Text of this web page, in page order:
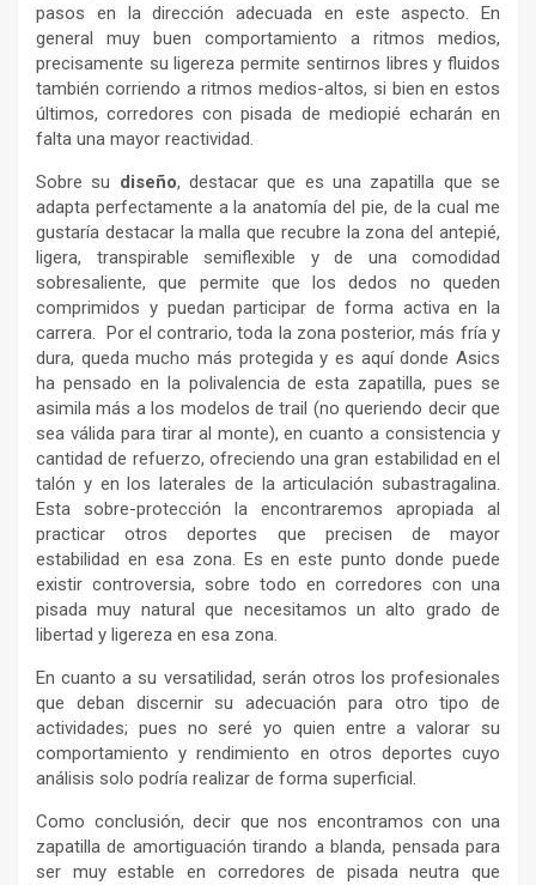
pasos en la dirección adecuada en este aspecto. En
general muy buen comportamiento a ritmos medios,
precisamente su ligereza permite sentirnos libres y fluidos
también corriendo a ritmos medios-altos, si bien en estos
últimos, corredores con pisada de mediopié echarán en
falta una mayor reactividad.
Sobre su diseño, destacar que es una zapatilla que se
adapta perfectamente a la anatomía del pie, de la cual me
gustaría destacar la malla que recubre la zona del antepié,
ligera, transpirable semiflexible y de una comodidad
sobresaliente, que permite que los dedos no queden
comprimidos y puedan participar de forma activa en la
carrera. Por el contrario, toda la zona posterior, más fría y
dura, queda mucho más protegida y es aquí donde Asics
ha pensado en la polivalencia de esta zapatilla, pues se
asimila más a los modelos de trail (no queriendo decir que
sea válida para tirar al monte), en cuanto a consistencia y
cantidad de refuerzo, ofreciendo una gran estabilidad en el
talón y en los laterales de la articulación subastragalina.
Esta sobre-protección la encontraremos apropiada al
practicar otros deportes que precisen de mayor
estabilidad en esa zona. Es en este punto donde puede
existir controversia, sobre todo en corredores con una
pisada muy natural que necesitamos un alto grado de
libertad y ligereza en esa zona.
En cuanto a su versatilidad, serán otros los profesionales
que deban discernir su adecuación para otro tipo de
actividades; pues no seré yo quien entre a valorar su
comportamiento y rendimiento en otros deportes cuyo
análisis solo podría realizar de forma superficial.
Como conclusión, decir que nos encontramos con una
zapatilla de amortiguación tirando a blanda, pensada para
ser muy estable en corredores de pisada neutra que